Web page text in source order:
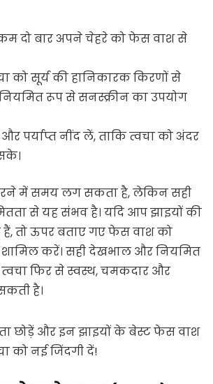
दो बार अपने चेहरे को फेस वाश से
को सूर्य की हानिकारक किरणों से
रूप से सनस्क्रीन का उपयोग
पर्याप्त नींद लें, ताकि त्वचा को अंदर
में समय लग सकता है, लेकिन सही
से यह संभव है। यदि आप झाइयों की
तो ऊपर बताए गए फेस वाश को
शामिल करें। सही देखभाल और नियमित
फिर से स्वस्थ, चमकदार और
है।
छोड़ें और इन झाइयों के बेस्ट फेस वाश
को नई जिंदगी दें!